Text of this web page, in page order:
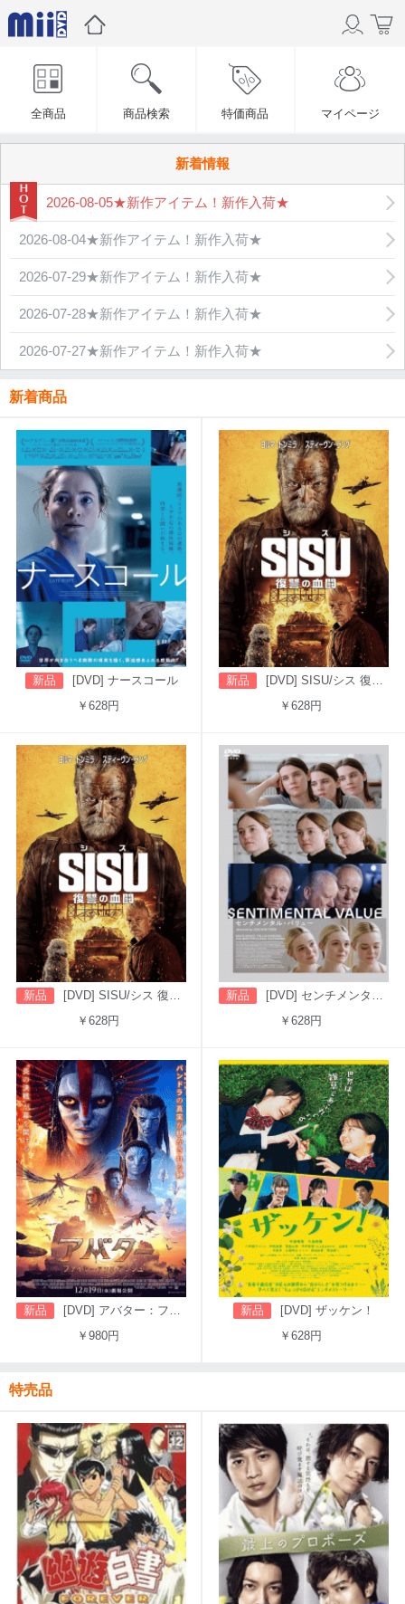
全商品 商品検索 特価商品 マイページ
新着情報
2026-08-05★新作アイテム！新作入荷★
2026-08-04★新作アイテム！新作入荷★
2026-07-29★新作アイテム！新作入荷★
2026-07-28★新作アイテム！新作入荷★
2026-07-27★新作アイテム！新作入荷★
新着商品
新品
[DVD] ナースコール
￥628円
新品
[DVD] SISU/シス 復讐の血闘（吹替版）
￥628円
新品
[DVD] SISU/シス 復讐の血闘（字幕版）
￥628円
新品
[DVD] センチメンタル・バリュー
￥628円
新品
[DVD] アバター：ファイヤー・アンド・アッシュ
￥980円
新品
[DVD] ザッケン！
￥628円
特売品